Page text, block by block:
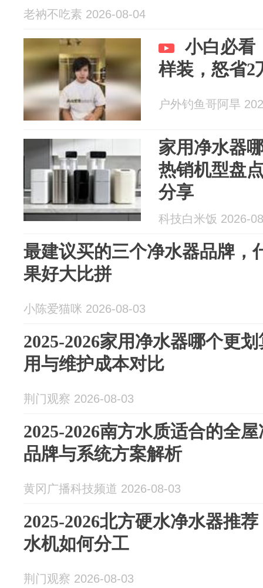
老衲不吃素 2026-08-04
小白必看
样装，怒省2
户外钓鱼哥阿旱
家用净水器
热销机型盘
分享
科技白米饭 2026-
最建议买的三个净水器品牌，
果好大比拼
小陈爱猫咪 2026-08-03
2025-2026家用净水器哪个更
用与维护成本对比
荆门观察 2026-08-03
2025-2026南方水质适合的全
品牌与系统方案解析
黄冈广播科技频道 2026-08-03
2025-2026北方硬水净水器推
水机如何分工
荆门观察 2026-08-03